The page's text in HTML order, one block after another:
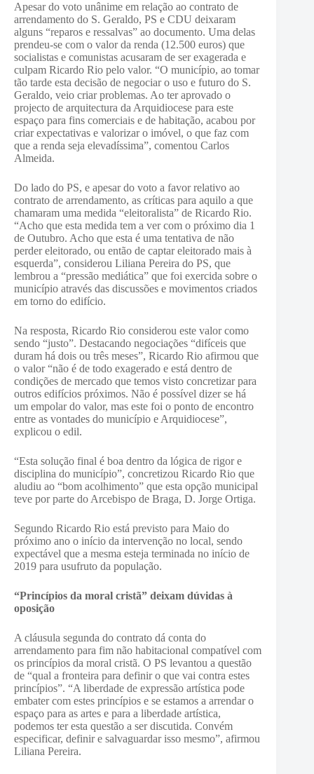
Apesar do voto unânime em relação ao contrato de
arrendamento do S. Geraldo, PS e CDU deixaram
alguns “reparos e ressalvas” ao documento. Uma delas
prendeu-se com o valor da renda (12.500 euros) que
socialistas e comunistas acusaram de ser exagerada e
culpam Ricardo Rio pelo valor. “O município, ao tomar
tão tarde esta decisão de negociar o uso e futuro do S.
Geraldo, veio criar problemas. Ao ter aprovado o
projecto de arquitectura da Arquidiocese para este
espaço para fins comerciais e de habitação, acabou por
criar expectativas e valorizar o imóvel, o que faz com
que a renda seja elevadíssima”, comentou Carlos
Almeida.
Do lado do PS, e apesar do voto a favor relativo ao
contrato de arrendamento, as críticas para aquilo a que
chamaram uma medida “eleitoralista” de Ricardo Rio.
“Acho que esta medida tem a ver com o próximo dia 1
de Outubro. Acho que esta é uma tentativa de não
perder eleitorado, ou então de captar eleitorado mais à
esquerda”, considerou Liliana Pereira do PS, que
lembrou a “pressão mediática” que foi exercida sobre o
município através das discussões e movimentos criados
em torno do edifício.
Na resposta, Ricardo Rio considerou este valor como
sendo “justo”. Destacando negociações “difíceis que
duram há dois ou três meses”, Ricardo Rio afirmou que
o valor “não é de todo exagerado e está dentro de
condições de mercado que temos visto concretizar para
outros edifícios próximos. Não é possível dizer se há
um empolar do valor, mas este foi o ponto de encontro
entre as vontades do município e Arquidiocese”,
explicou o edil.
“Esta solução final é boa dentro da lógica de rigor e
disciplina do município”, concretizou Ricardo Rio que
aludiu ao “bom acolhimento” que esta opção municipal
teve por parte do Arcebispo de Braga, D. Jorge Ortiga.
Segundo Ricardo Rio está previsto para Maio do
próximo ano o início da intervenção no local, sendo
expectável que a mesma esteja terminada no início de
2019 para usufruto da população.
“Princípios da moral cristã” deixam dúvidas à
oposição
A cláusula segunda do contrato dá conta do
arrendamento para fim não habitacional compatível com
os princípios da moral cristã. O PS levantou a questão
de “qual a fronteira para definir o que vai contra estes
princípios”. “A liberdade de expressão artística pode
embater com estes princípios e se estamos a arrendar o
espaço para as artes e para a liberdade artística,
podemos ter esta questão a ser discutida. Convém
especificar, definir e salvaguardar isso mesmo”, afirmou
Liliana Pereira.